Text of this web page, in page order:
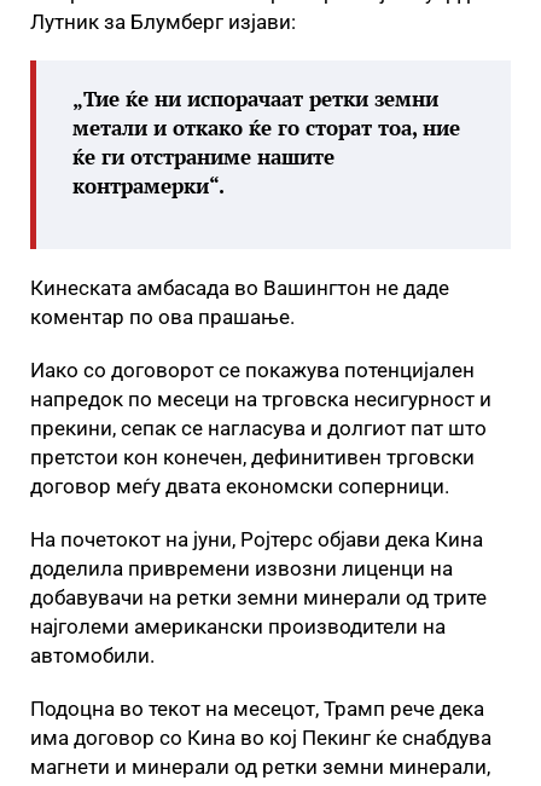
Лутник за Блумберг изјави:
„Тие ќе ни испорачаат ретки земни
метали и откако ќе го сторат тоа, ние
ќе ги отстраниме нашите
контрамерки“.
Кинеската амбасада во Вашингтон не даде
коментар по ова прашање.
Иако со договорот се покажува потенцијален
напредок по месеци на трговска несигурност и
прекини, сепак се нагласува и долгиот пат што
претстои кон конечен, дефинитивен трговски
договор меѓу двата економски соперници.
На почетокот на јуни, Ројтерс објави дека Кина
доделила привремени извозни лиценци на
добавувачи на ретки земни минерали од трите
најголеми американски производители на
автомобили.
Подоцна во текот на месецот, Трамп рече дека
има договор со Кина во кој Пекинг ќе снабдува
магнети и минерали од ретки земни минерали,